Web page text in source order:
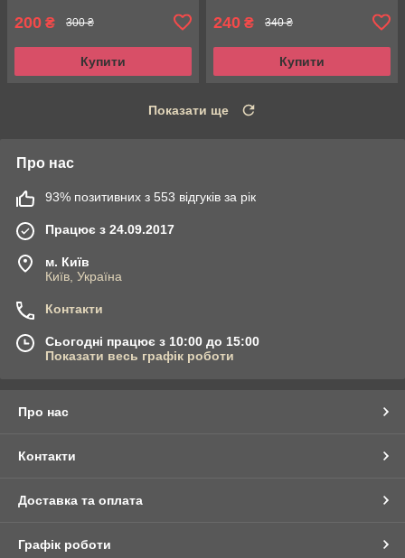
200 ₴ 300 ₴
Купити
240 ₴ 340 ₴
Купити
Показати ще
Про нас
93% позитивних з 553 відгуків за рік
Працює з 24.09.2017
м. Київ
Київ, Україна
Контакти
Сьогодні працює з 10:00 до 15:00
Показати весь графік роботи
Про нас
Контакти
Доставка та оплата
Графік роботи